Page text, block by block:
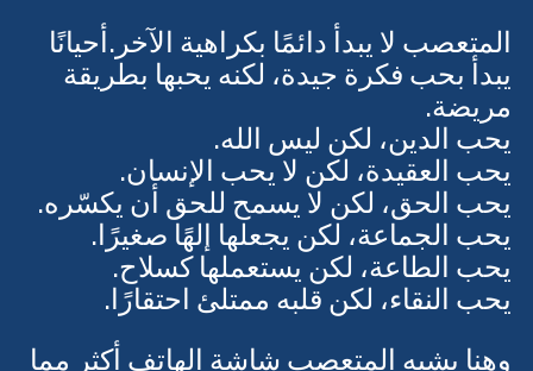
المتعصب لا يبدأ دائمًا بكراهية الآخر.أحيانًا
يبدأ بحب فكرة جيدة، لكنه يحبها بطريقة
مريضة.
يحب الدين، لكن ليس الله.
يحب العقيدة، لكن لا يحب الإنسان.
يحب الحق، لكن لا يسمح للحق أن يكسّره.
يحب الجماعة، لكن يجعلها إلهًا صغيرًا.
يحب الطاعة، لكن يستعملها كسلاح.